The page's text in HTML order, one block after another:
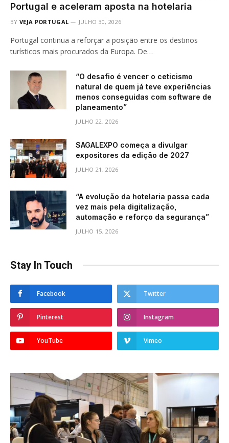
Portugal e aceleram aposta na hotelaria
BY VEJA PORTUGAL JULHO 30, 2026
Portugal continua a reforçar a posição entre os destinos
turísticos mais procurados da Europa. De…
“O desafio é vencer o ceticismo
natural de quem já teve experiências
menos conseguidas com software de
planeamento”
JULHO 22, 2026
SAGALEXPO começa a divulgar
expositores da edição de 2027
JULHO 21, 2026
“A evolução da hotelaria passa cada
vez mais pela digitalização,
automação e reforço da segurança”
JULHO 15, 2026
Stay In Touch
Facebook Twitter
Pinterest Instagram
YouTube Vimeo